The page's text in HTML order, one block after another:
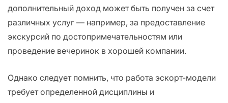
дополнительный доход может быть получен за счет
различных услуг — например, за предоставление
экскурсий по достопримечательностям или
проведение вечеринок в хорошей компании.
Однако следует помнить, что работа эскорт-модели
требует определенной дисциплины и